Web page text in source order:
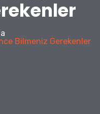
Bilmeniz Gerekenler